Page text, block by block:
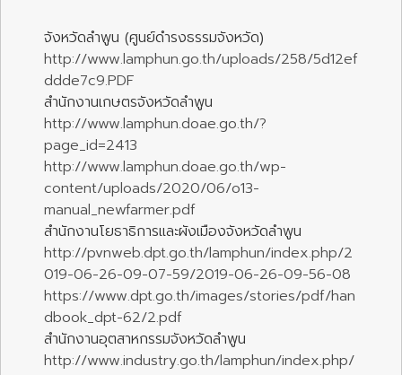
จังหวัดลำพูน (ศูนย์ดำรงธรรมจังหวัด)
http://www.lamphun.go.th/uploads/258/5d12ef
ddde7c9.PDF
สำนักงานเกษตรจังหวัดลำพูน
http://www.lamphun.doae.go.th/?
page_id=2413
http://www.lamphun.doae.go.th/wp-
content/uploads/2020/06/o13-
manual_newfarmer.pdf
สำนักงานโยธาธิการและผังเมืองจังหวัดลำพูน
http://pvnweb.dpt.go.th/lamphun/index.php/2
019-06-26-09-07-59/2019-06-26-09-56-08
https://www.dpt.go.th/images/stories/pdf/han
dbook_dpt-62/2.pdf
สำนักงานอุตสาหกรรมจังหวัดลำพูน
http://www.industry.go.th/lamphun/index.php/